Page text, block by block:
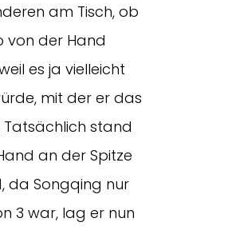
am Tisch, ob
von der Hand
es ja vielleicht
mit der er das
Tatsächlich stand
an der Spitze
da Songqing nur
3 war, lag er nun